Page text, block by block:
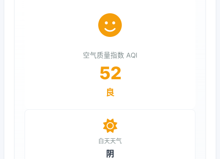
空气质量指数 AQI
52
良
白天天气
阴